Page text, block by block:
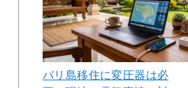
バリ島移住に変圧器は必